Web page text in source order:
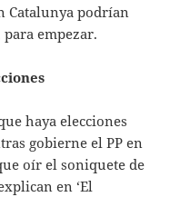
Catalunya podrían
empezar.
haya elecciones
gobierne el PP en
oír el soniquete de
en ‘El